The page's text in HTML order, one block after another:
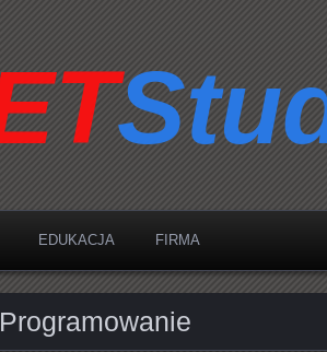
EDUKACJA FIRMA
Programowanie